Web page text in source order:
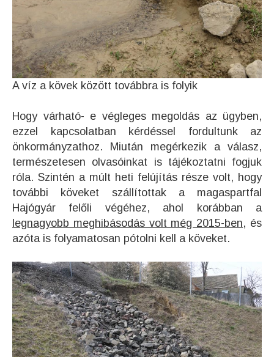
A víz a kövek között továbbra is folyik
Hogy várható- e végleges megoldás az ügyben,
ezzel kapcsolatban kérdéssel fordultunk az
önkormányzathoz. Miután megérkezik a válasz,
természetesen olvasóinkat is tájékoztatni fogjuk
róla. Szintén a múlt heti felújítás része volt, hogy
további köveket szállítottak a magaspartfal
Hajógyár felőli végéhez, ahol korábban a
legnagyobb meghibásodás volt még 2015-ben, és
azóta is folyamatosan pótolni kell a köveket.